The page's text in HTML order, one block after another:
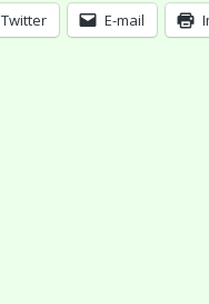
Twitter E-mail